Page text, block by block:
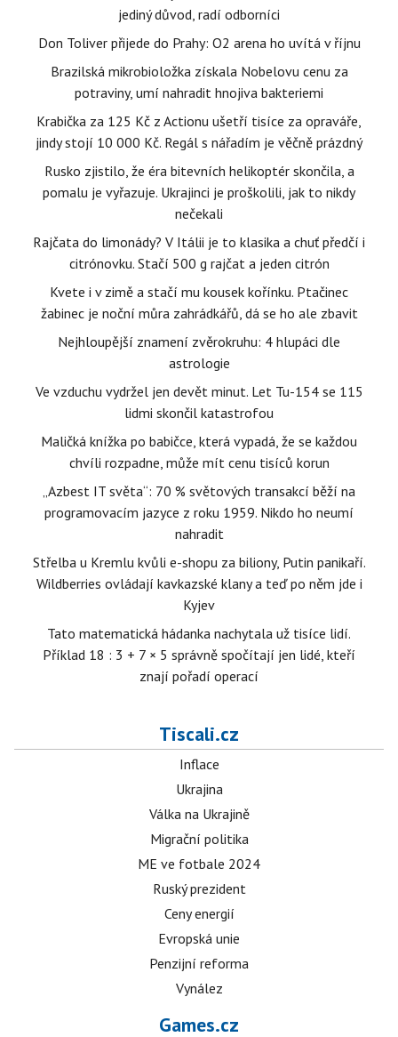
jediný důvod, radí odborníci
Don Toliver přijede do Prahy: O2 arena ho uvítá v říjnu
Brazilská mikrobioložka získala Nobelovu cenu za
potraviny, umí nahradit hnojiva bakteriemi
Krabička za 125 Kč z Actionu ušetří tisíce za opraváře,
jindy stojí 10 000 Kč. Regál s nářadím je věčně prázdný
Rusko zjistilo, že éra bitevních helikoptér skončila, a
pomalu je vyřazuje. Ukrajinci je proškolili, jak to nikdy
nečekali
Rajčata do limonády? V Itálii je to klasika a chuť předčí i
citrónovku. Stačí 500 g rajčat a jeden citrón
Kvete i v zimě a stačí mu kousek kořínku. Ptačinec
žabinec je noční můra zahrádkářů, dá se ho ale zbavit
Nejhloupější znamení zvěrokruhu: 4 hlupáci dle
astrologie
Ve vzduchu vydržel jen devět minut. Let Tu-154 se 115
lidmi skončil katastrofou
Maličká knížka po babičce, která vypadá, že se každou
chvíli rozpadne, může mít cenu tisíců korun
„Azbest IT světa“: 70 % světových transakcí běží na
programovacím jazyce z roku 1959. Nikdo ho neumí
nahradit
Střelba u Kremlu kvůli e-shopu za biliony, Putin panikaří.
Wildberries ovládají kavkazské klany a teď po něm jde i
Kyjev
Tato matematická hádanka nachytala už tisíce lidí.
Příklad 18 : 3 + 7 × 5 správně spočítají jen lidé, kteří
znají pořadí operací
Tiscali.cz
Inflace
Ukrajina
Válka na Ukrajině
Migrační politika
ME ve fotbale 2024
Ruský prezident
Ceny energií
Evropská unie
Penzijní reforma
Vynález
Games.cz